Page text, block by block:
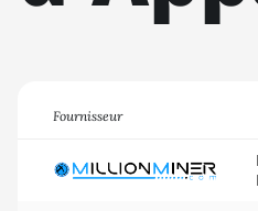
D5
BITMAIN AntMiner
BITMAIN AntMiner
Fournisseur